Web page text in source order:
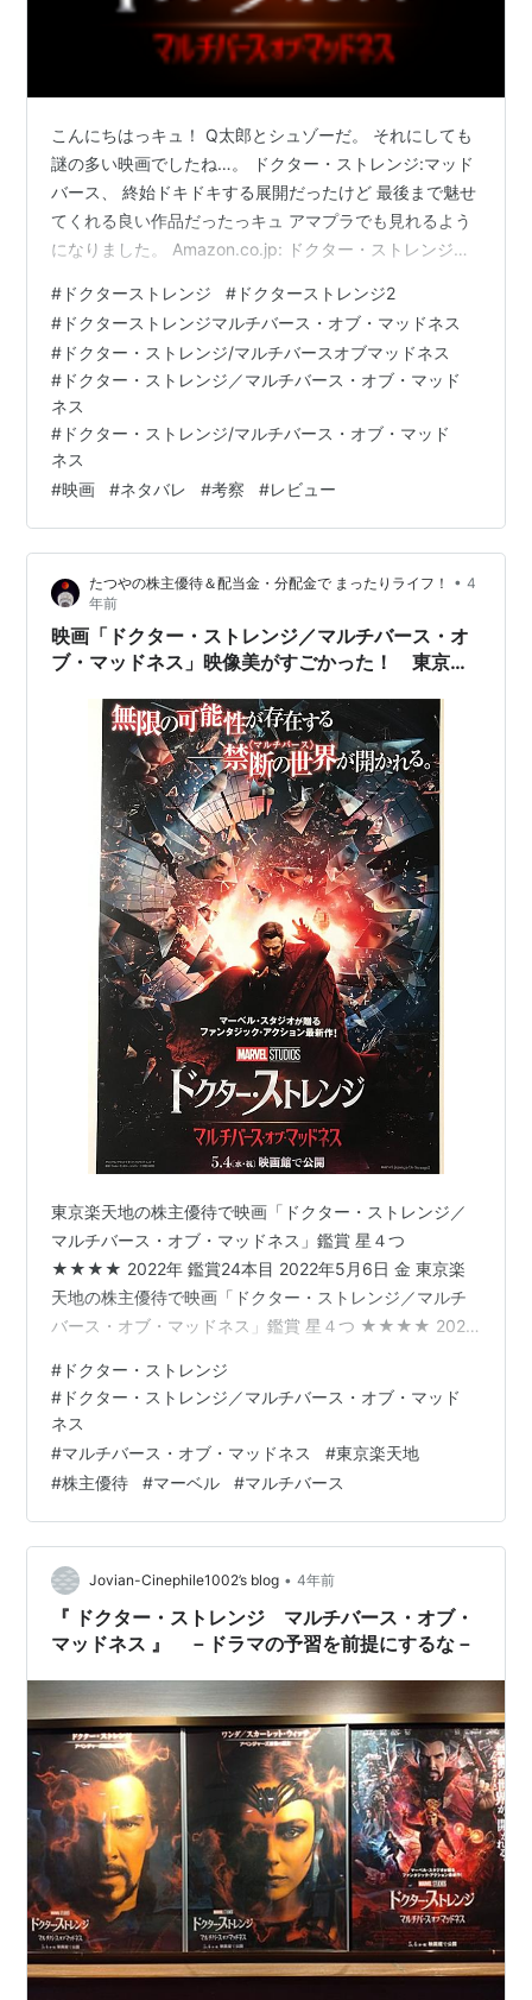
こんにちはっキュ！ Q太郎とシュゾーだ。 それにしても
謎の多い映画でしたね…。 ドクター・ストレンジ:マッド
バース、 終始ドキドキする展開だったけど 最後まで魅せ
てくれる良い作品だったっキュ アマプラでも見れるよう
になりました。 Amazon.co.jp: ドクター・ストレンジ／
Video ドクター・ストレンジシリーズというよりは、 今
後の「アベンジャーズ」シリーズに 大きく影響を与える
可能性の示唆された作品だったな "マルチバース"とい
う、簡単に言えば 並行世界の存在を新たに生み出したマ
ーベル。 これでより一層様々な物語が描き…
# ドクターストレンジ # ドクターストレンジ2
# ドクターストレンジマルチバース・オブ・マッドネス
# ドクター・ストレンジ/マルチバースオブマッドネス
# ドクター・ストレンジ／マルチバース・オブ・マッド
ネス
# ドクター・ストレンジ/マルチバース・オブ・マッド
ネス
#映画 #ネタバレ #考察 #レビュー
たつやの株主優待＆配当金・分配金で まったりライフ！ • 4
年前
映画「ドクター・ストレンジ／マルチバース・オ
ブ・マッドネス」映像美がすごかった！ 東京楽
東京楽天地の株主優待で映画「ドクター・ストレンジ／
マルチバース・オブ・マッドネス」鑑賞 星４つ
★★★★ 2022年 鑑賞24本目 2022年5月6日 金 東京楽
天地の株主優待で映画「ドクター・ストレンジ／マルチ
バース・オブ・マッドネス」鑑賞 星４つ ★★★★ 2022
トレンジの活躍を描くマーベル（MCU）の「ドクター・
ストレンジ」シリーズ第2作人気俳優ベネディクト・カン
過去でも未来でもなくマルチバース 2022年の鑑賞１本目
は「スパイダーマン：ノー・ウェイ・ホーム」だった
が、今になって…
# ドクター・ストレンジ
# ドクター・ストレンジ／マルチバース・オブ・マッド
ネス
#マルチバース・オブ・マッドネス #東京楽天地
#株主優待 #マーベル #マルチバース
Jovian-Cinephile1002’s blog • 4年前
『 ドクター・ストレンジ マルチバース・オブ・
マッドネス 』 －ドラマの予習を前提にするな－